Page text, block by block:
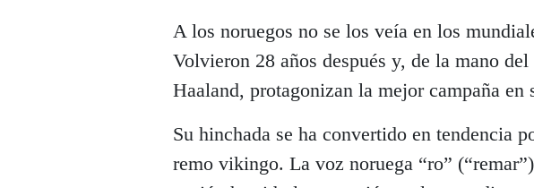
A los noruegos no se los veía en los
Volvieron 28 años después y, de la mano del
Haaland, protagonizan la mejor campaña en
Su hinchada se ha convertido en tendencia
remo vikingo. La voz noruega “ro”